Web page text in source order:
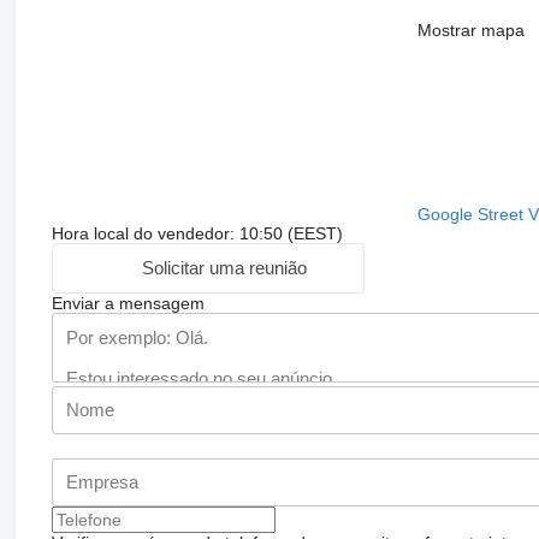
Mostrar mapa
Google Street
Hora local do vendedor: 10:50 (EEST)
Solicitar uma reunião
Enviar a mensagem